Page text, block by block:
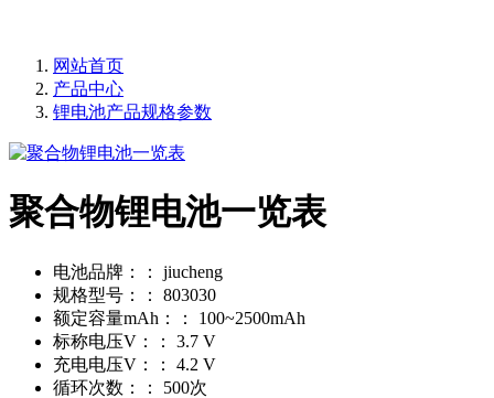
网站首页
产品中心
锂电池产品规格参数
聚合物锂电池一览表
电池品牌：：
jiucheng
规格型号：：
803030
额定容量mAh：：
100~2500mAh
标称电压V：：
3.7 V
充电电压V：：
4.2 V
循环次数：：
500次